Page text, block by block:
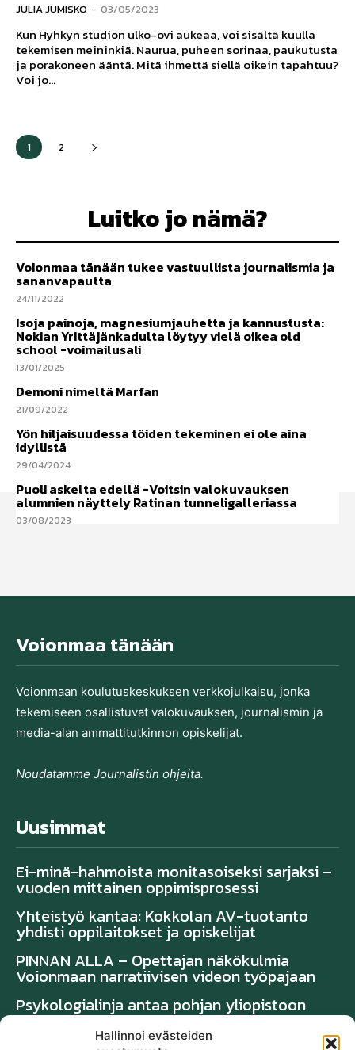
Hallinnoi evästeiden
JULIA JUMISKO - 03/05/2023
Kun Hyhkyn studion ulko-ovi aukeaa, voi sisältä kuulla
tekemisen meininkiä. Naurua, puheen sorinaa, paukutusta
ja porakoneen ääntä. Mitä ihmettä siellä oikein tapahtuu?
Voi jo...
1 2
Luitko jo nämä?
Voionmaa tänään tukee vastuullista journalismia ja
sananvapautta
24/11/2022
Isoja painoja, magnesiumjauhetta ja kannustusta:
Nokian Yrittäjänkadulta löytyy vielä oikea old
school -voimailusali
13/01/2025
Demoni nimeltä Marfan
21/09/2022
Yön hiljaisuudessa töiden tekeminen ei ole aina
idyllistä
29/04/2024
Puoli askelta edellä -Voitsin valokuvauksen
alumnien näyttely Ratinan tunneligalleriassa
03/08/2023
Voionmaa tänään
Voionmaan koulutu­skeskuksen verkkojulkaisu, jonka
tekemiseen osallistuvat valo­kuvauksen, journalismin ja
media-alan ammatti­tutkinnon opiskelijat.
Noudatamme Journalistin ohjeita.
Uusimmat
Ei-minä-hahmoista monitasoiseksi sarjaksi –
vuoden mittainen oppimisprosessi
Yhteistyö kantaa: Kokkolan AV-tuotanto
yhdisti oppilaitokset ja opiskelijat
PINNAN ALLA – Opettajan näkökulmia
Voionmaan narratiivisen videon työpajaan
Psykologialinja antaa pohjan yliopistoon